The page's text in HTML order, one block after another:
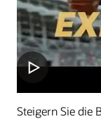
Steigern Sie die